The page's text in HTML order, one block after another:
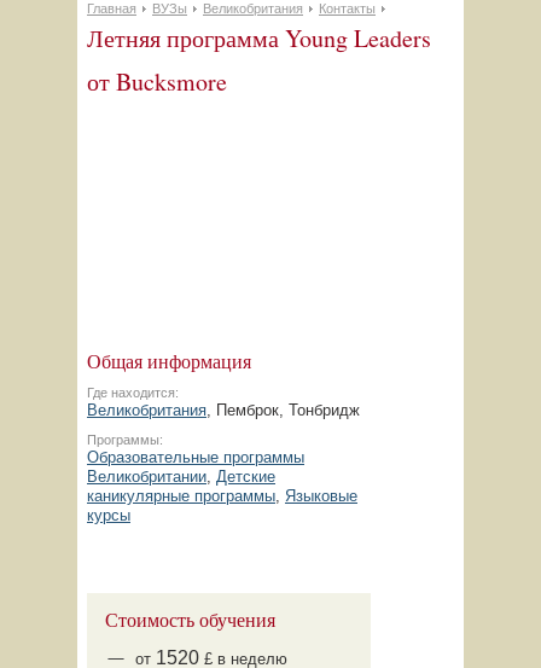
Главная ВУЗы Великобритания Контакты
Летняя программа Young Leaders
от Bucksmore
Общая информация
Где находится:
Великобритания, Пемброк, Тонбридж
Программы:
Образовательные программы
Великобритании, Детские
каникулярные программы, Языковые
курсы
Стоимость обучения
от 1520 £ в неделю